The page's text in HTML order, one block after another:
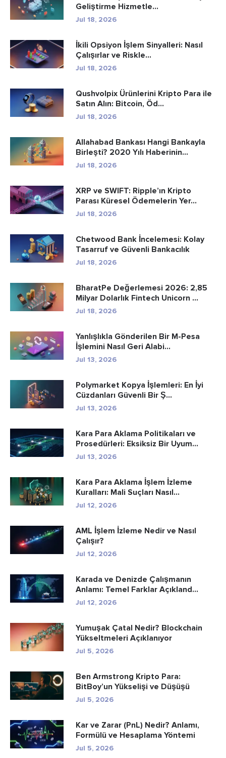
Geliştirme Hizmetle...
Jul 18, 2026
İkili Opsiyon İşlem Sinyalleri: Nasıl
Çalışırlar ve Riskle...
Jul 18, 2026
Qushvolpix Ürünlerini Kripto Para ile
Satın Alın: Bitcoin, Öd...
Jul 18, 2026
Allahabad Bankası Hangi Bankayla
Birleşti? 2020 Yılı Haberinin...
Jul 18, 2026
XRP ve SWIFT: Ripple’ın Kripto
Parası Küresel Ödemelerin Yer...
Jul 18, 2026
Chetwood Bank İncelemesi: Kolay
Tasarruf ve Güvenli Bankacılık
Jul 18, 2026
BharatPe Değerlemesi 2026: 2,85
Milyar Dolarlık Fintech Unicorn ...
Jul 18, 2026
Yanlışlıkla Gönderilen Bir M-Pesa
İşlemini Nasıl Geri Alabi...
Jul 13, 2026
Polymarket Kopya İşlemleri: En İyi
Cüzdanları Güvenli Bir Ş...
Jul 13, 2026
Kara Para Aklama Politikaları ve
Prosedürleri: Eksiksiz Bir Uyum...
Jul 13, 2026
Kara Para Aklama İşlem İzleme
Kuralları: Mali Suçları Nasıl...
Jul 12, 2026
AML İşlem İzleme Nedir ve Nasıl
Çalışır?
Jul 12, 2026
Karada ve Denizde Çalışmanın
Anlamı: Temel Farklar Açıkland...
Jul 12, 2026
Yumuşak Çatal Nedir? Blockchain
Yükseltmeleri Açıklanıyor
Jul 5, 2026
Ben Armstrong Kripto Para:
BitBoy’un Yükselişi ve Düşüşü
Jul 5, 2026
Kar ve Zarar (PnL) Nedir? Anlamı,
Formülü ve Hesaplama Yöntemi
Jul 5, 2026